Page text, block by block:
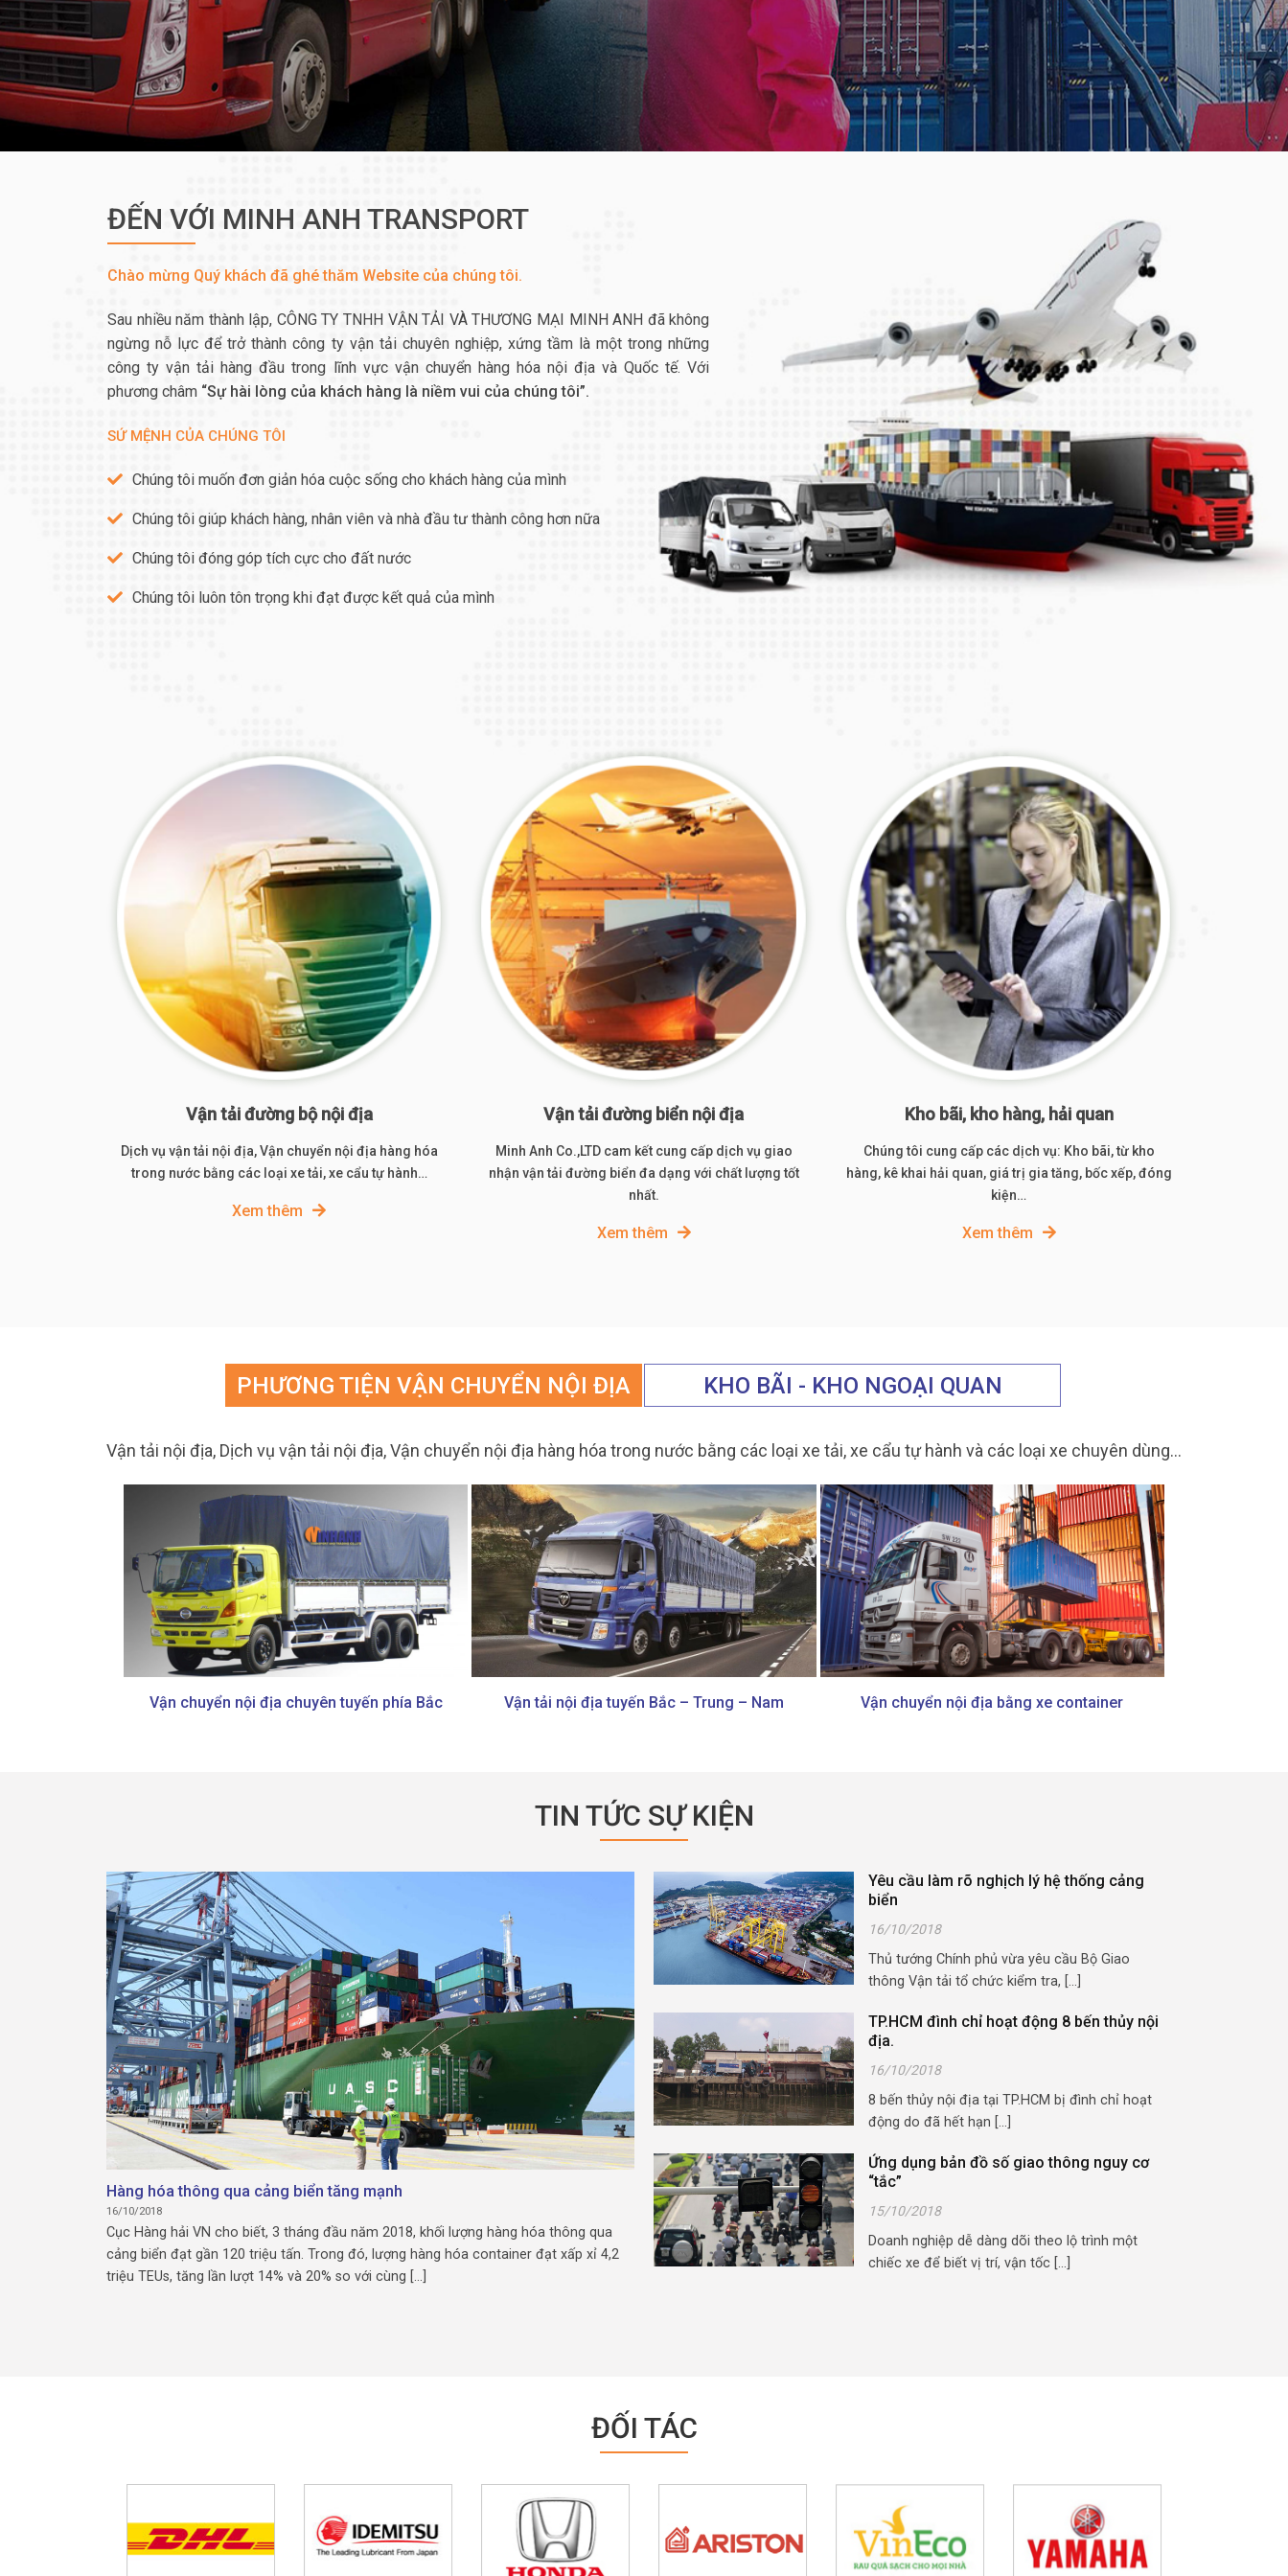
ĐẾN VỚI MINH ANH TRANSPORT
Chào mừng Quý khách đã ghé thăm Website của chúng tôi.
Sau nhiều năm thành lập, CÔNG TY TNHH VẬN TẢI VÀ THƯƠNG MẠI MINH ANH đã không
ngừng nỗ lực để trở thành công ty vận tải chuyên nghiệp, xứng tầm là một trong những
công ty vận tải hàng đầu trong lĩnh vực vận chuyển hàng hóa nội địa và Quốc tế. Với
phương châm “Sự hài lòng của khách hàng là niềm vui của chúng tôi”.
SỨ MỆNH CỦA CHÚNG TÔI
Chúng tôi muốn đơn giản hóa cuộc sống cho khách hàng của mình
Chúng tôi giúp khách hàng, nhân viên và nhà đầu tư thành công hơn nữa
Chúng tôi đóng góp tích cực cho đất nước
Chúng tôi luôn tôn trọng khi đạt được kết quả của mình
Vận tải đường bộ nội địa
Dịch vụ vận tải nội địa, Vận chuyển nội địa hàng hóa
trong nước bằng các loại xe tải, xe cẩu tự hành…
Xem thêm
Vận tải đường biển nội địa
Minh Anh Co.,LTD cam kết cung cấp dịch vụ giao
nhận vận tải đường biển đa dạng với chất lượng tốt
nhất.
Xem thêm
Kho bãi, kho hàng, hải quan
Chúng tôi cung cấp các dịch vụ: Kho bãi, từ kho
hàng, kê khai hải quan, giá trị gia tăng, bốc xếp, đóng
kiện…
Xem thêm
PHƯƠNG TIỆN VẬN CHUYỂN NỘI ĐỊA KHO BÃI - KHO NGOẠI QUAN
Vận tải nội địa, Dịch vụ vận tải nội địa, Vận chuyển nội địa hàng hóa trong nước bằng các loại xe tải, xe cẩu tự hành và các loại xe chuyên dùng…
Vận chuyển nội địa chuyên tuyến phía Bắc Vận tải nội địa tuyến Bắc – Trung – Nam Vận chuyển nội địa bằng xe container
TIN TỨC SỰ KIỆN
Hàng hóa thông qua cảng biển tăng mạnh
16/10/2018
Cục Hàng hải VN cho biết, 3 tháng đầu năm 2018, khối lượng hàng hóa thông qua
cảng biển đạt gần 120 triệu tấn. Trong đó, lượng hàng hóa container đạt xấp xỉ 4,2
triệu TEUs, tăng lần lượt 14% và 20% so với cùng [...]
Yêu cầu làm rõ nghịch lý hệ thống cảng
biển
16/10/2018
Thủ tướng Chính phủ vừa yêu cầu Bộ Giao
thông Vận tải tổ chức kiểm tra, [...]
TP.HCM đình chỉ hoạt động 8 bến thủy nội
địa.
16/10/2018
8 bến thủy nội địa tại TP.HCM bị đình chỉ hoạt
động do đã hết hạn [...]
Ứng dụng bản đồ số giao thông nguy cơ
“tắc”
15/10/2018
Doanh nghiệp dễ dàng dõi theo lộ trình một
chiếc xe để biết vị trí, vận tốc [...]
ĐỐI TÁC